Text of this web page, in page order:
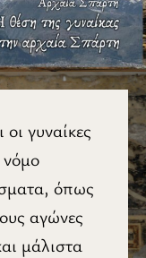
γυναίκες
όπως
αγώνες
μάλιστα